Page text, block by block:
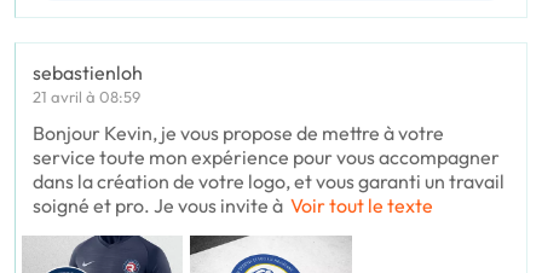
sebastienloh
21 avril à 08:59
Bonjour Kevin, je vous propose de mettre à votre
service toute mon expérience pour vous accompagner
dans la création de votre logo, et vous garanti un travail
soigné et pro. Je vous invite à Voir tout le texte